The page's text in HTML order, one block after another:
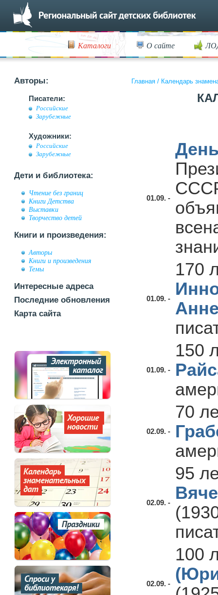
Каталоги О сайте
Авторы:
Писатели:
Российские
Зарубежные
Художники:
Российские
Зарубежные
Дети и библиотека:
Чтение без границ
Книги Детства
Выставки
Творчество детей
Книги и произведения:
Авторы
Книги и произведения
Темы
Интересные адреса
Последние обновления
Карта сайта
Главная / Календарь
01.09. -
01.09. -
170
01.09. -
150
02.09. -
70
02.09. -
95
02.09. -
100